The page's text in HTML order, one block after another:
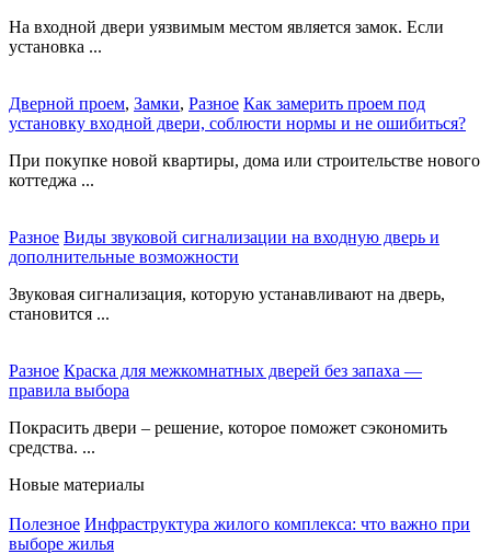
На входной двери уязвимым местом является замок. Если
установка ...
Дверной проем, Замки, Разное Как замерить проем под
установку входной двери, соблюсти нормы и не ошибиться?
При покупке новой квартиры, дома или строительстве нового
коттеджа ...
Разное Виды звуковой сигнализации на входную дверь и
дополнительные возможности
Звуковая сигнализация, которую устанавливают на дверь,
становится ...
Разное Краска для межкомнатных дверей без запаха —
правила выбора
Покрасить двери – решение, которое поможет сэкономить
средства. ...
Новые материалы
Полезное Инфраструктура жилого комплекса: что важно при
выборе жилья